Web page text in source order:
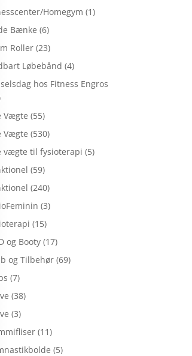
Homegym (1)
Bænke (6)
Roller (23)
Løbebånd (4)
hos Fitness Engros
Vægte (55)
Vægte (530)
vægte til fysioterapi (5)
(59)
(240)
(3)
(15)
og Booty (17)
og Tilbehør (69)
(7)
(38)
(3)
(11)
(5)